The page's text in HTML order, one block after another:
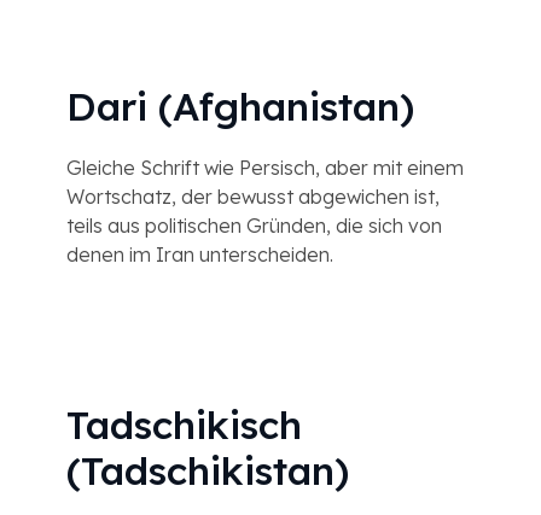
Dari (Afghanistan)
Gleiche Schrift wie Persisch, aber mit einem
Wortschatz, der bewusst abgewichen ist,
teils aus politischen Gründen, die sich von
denen im Iran unterscheiden.
Tadschikisch
(Tadschikistan)